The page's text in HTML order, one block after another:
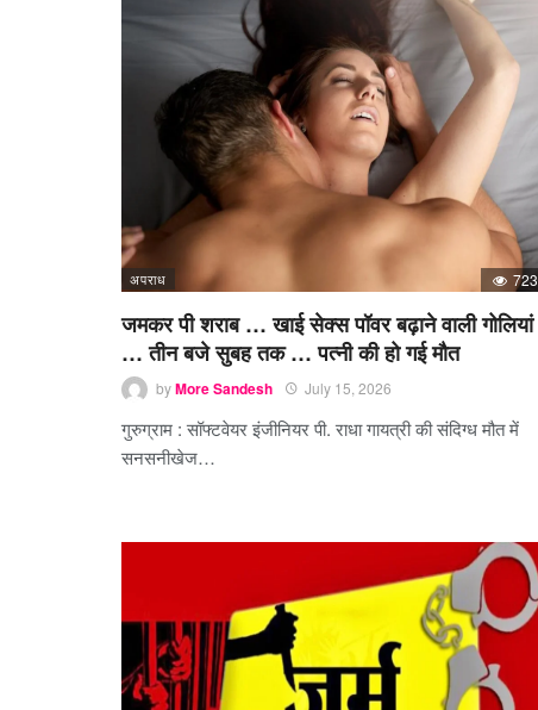
अपराध 723
जमकर पी शराब … खाई सेक्स पॉवर बढ़ाने वाली गोलियां
… तीन बजे सुबह तक … पत्नी की हो गई मौत
byMore Sandesh July 15, 2026
गुरुग्राम : सॉफ्टवेयर इंजीनियर पी. राधा गायत्री की संदिग्ध मौत में
सनसनीखेज…